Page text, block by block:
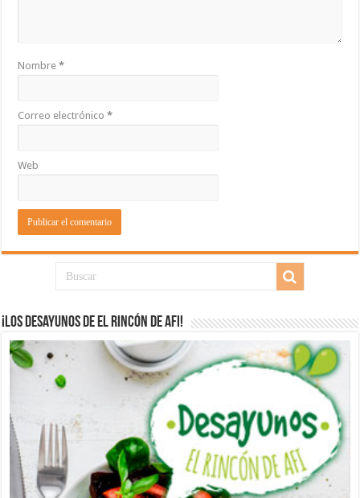
Nombre*
Correo electrónico*
Web
¡Los desayunos de El Rincón de Afi!